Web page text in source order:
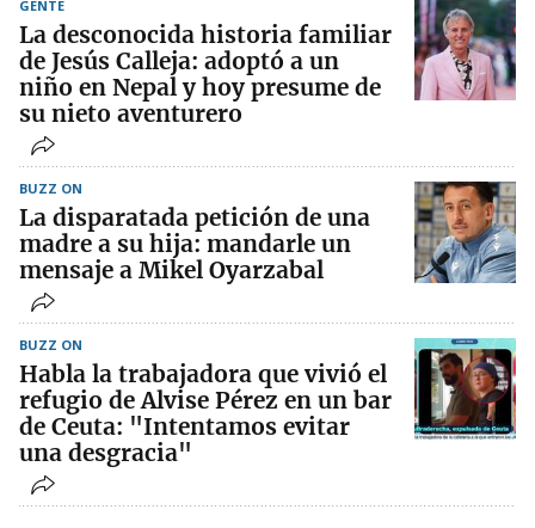
GENTE
La desconocida historia familiar
de Jesús Calleja: adoptó a un
niño en Nepal y hoy presume de
su nieto aventurero
BUZZ ON
La disparatada petición de una
madre a su hija: mandarle un
mensaje a Mikel Oyarzabal
BUZZ ON
Habla la trabajadora que vivió el
refugio de Alvise Pérez en un bar
de Ceuta: "Intentamos evitar
una desgracia"